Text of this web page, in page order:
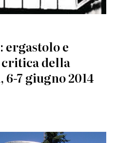
ergastolo e
della
6-7 giugno 2014